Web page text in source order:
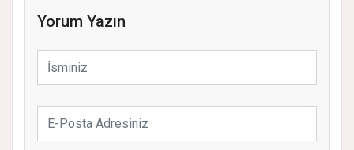
Yorum Yazın